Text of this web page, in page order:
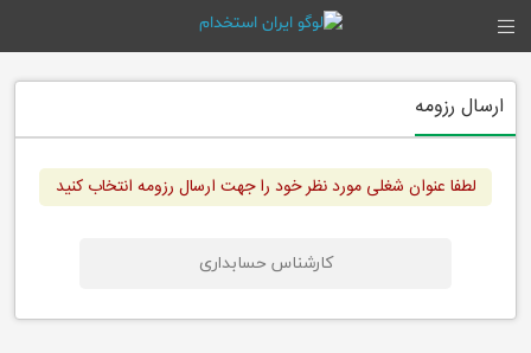
ارسال رزومه
لطفا عنوان شغلی مورد نظر خود را جهت ارسال رزومه انتخاب کنید
کارشناس حسابداری